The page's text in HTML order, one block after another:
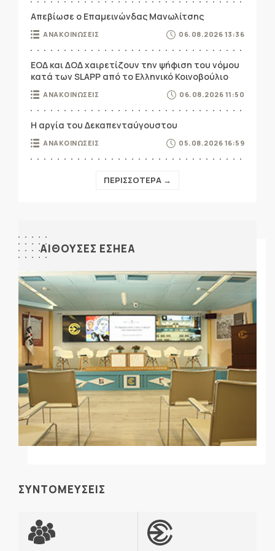
Απεβίωσε ο Επαμεινώνδας Μανωλίτσης
ΑΝΑΚΟΙΝΩΣΕΙΣ 06.08.2026 13:36
ΕΟΔ και ΔΟΔ χαιρετίζουν την ψήφιση του νόμου
κατά των SLAPP από το Ελληνικό Κοινοβούλιο
ΑΝΑΚΟΙΝΩΣΕΙΣ 06.08.2026 11:50
Η αργία του Δεκαπενταύγουστου
ΑΝΑΚΟΙΝΩΣΕΙΣ 05.08.2026 16:59
ΠΕΡΙΣΣΟΤΕΡΑ →
ΑΙΘΟΥΣΕΣ ΕΣΗΕΑ
ΣΥΝΤΟΜΕΥΣΕΙΣ